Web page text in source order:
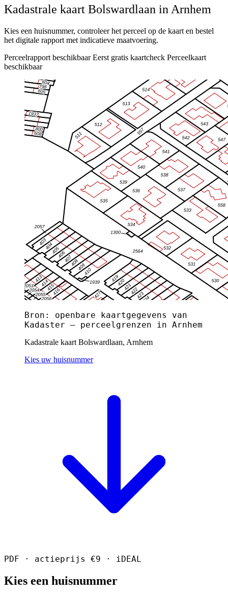
Kadastrale kaart Bolswardlaan in Arnhem
Kies een huisnummer, controleer het perceel op de kaart en bestel
het digitale rapport met indicatieve maatvoering.
Perceelrapport beschikbaar Eerst gratis kaartcheck Perceelkaart
beschikbaar
Bron: openbare kaartgegevens van
Kadaster — perceelgrenzen in Arnhem
Kadastrale kaart Bolswardlaan, Arnhem
Kies uw huisnummer
PDF · actieprijs €9 · iDEAL
Kies een huisnummer